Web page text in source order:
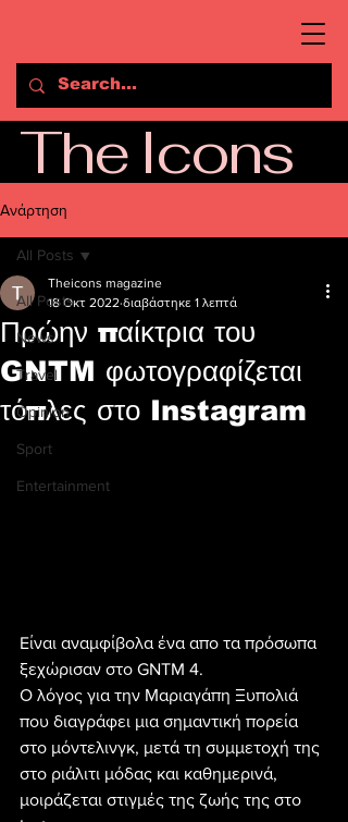
The Icons
Ανάρτηση
All Posts
News
Travel
Opinion
Sport
Entertainment
All Posts
Πρώην παίκτρια του
GNTM φωτογραφίζεται
τόπλες στο Instagram
Theicons magazine
18 Οκτ 2022 διαβάστηκε 1 λεπτά
Eίναι αναμφίβολα ένα απο τα πρόσωπα
ξεχώρισαν στο GNTM 4.
Ο λόγος για την Μαριαγάπη Ξυπολιά
που διαγράφει μια σημαντική πορεία
στο μόντελινγκ, μετά τη συμμετοχή της
στο ριάλιτι μόδας και καθημερινά,
μοιράζεται στιγμές της ζωής της στο